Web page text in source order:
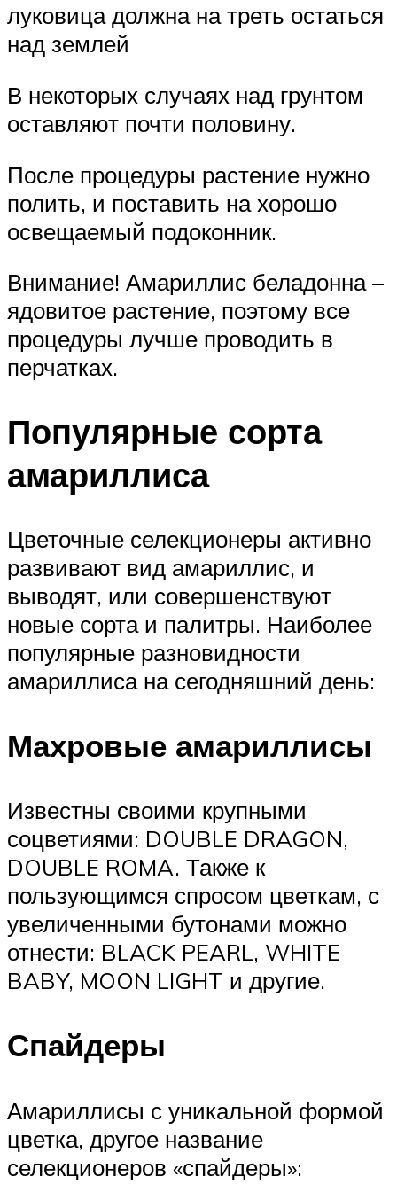
луковица должна на треть остаться
над землей
В некоторых случаях над грунтом
оставляют почти половину.
После процедуры растение нужно
полить, и поставить на хорошо
освещаемый подоконник.
Внимание! Амариллис беладонна –
ядовитое растение, поэтому все
процедуры лучше проводить в
перчатках.
Популярные сорта
амариллиса
Цветочные селекционеры активно
развивают вид амариллис, и
выводят, или совершенствуют
новые сорта и палитры. Наиболее
популярные разновидности
амариллиса на сегодняшний день:
Махровые амариллисы
Известны своими крупными
соцветиями: DOUBLE DRAGON,
DOUBLE ROMA. Также к
пользующимся спросом цветкам, с
увеличенными бутонами можно
отнести: BLACK PEARL, WHITE
BABY, MOON LIGHT и другие.
Спайдеры
Амариллисы с уникальной формой
цветка, другое название
селекционеров «спайдеры»: